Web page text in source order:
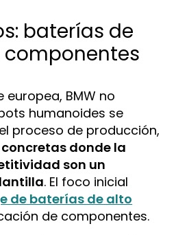
baterías de
europea, BMW no
humanoides se
proceso de producción,
donde la
son un
. El foco inicial
de baterías de alto
de componentes.